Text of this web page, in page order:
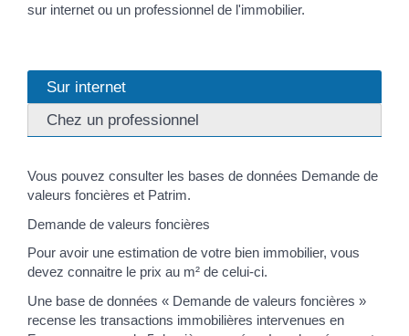
sur internet ou un professionnel de l'immobilier.
Sur internet
Chez un professionnel
Vous pouvez consulter les bases de données Demande de
valeurs foncières et Patrim.
Demande de valeurs foncières
Pour avoir une estimation de votre bien immobilier, vous
devez connaitre le prix au m² de celui-ci.
Une base de données « Demande de valeurs foncières »
recense les transactions immobilières intervenues en